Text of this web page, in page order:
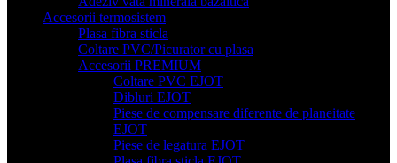
Accesorii termosistem
Plasa fibra sticla
Coltare PVC/Picurator cu plasa
Accesorii PREMIUM
Coltare PVC EJOT
Dibluri EJOT
Piese de compensare diferente de planeitate
EJOT
Piese de legatura EJOT